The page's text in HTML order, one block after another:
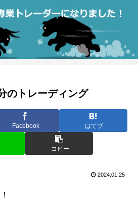
のトレーディング
Facebook はてブ
コピー
2024.01.25